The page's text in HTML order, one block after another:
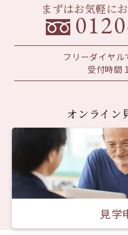
まずはお気軽に
フリーダイヤ
受付時間
オンライン
見学